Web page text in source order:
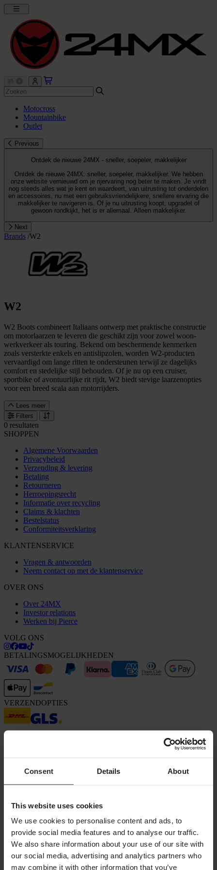
Consent Details About
This website uses cookies
We use cookies to personalise content and ads, to
provide social media features and to analyse our traffic.
We also share information about your use of our site with
our social media, advertising and analytics partners who
may combine it with other information that you’ve
Motocross
Mountainbike
Outlet
Previous
Ontdek de nieuwe 24MX - sneller, soepeler, makkelijker
Ontdek de nieuwe 24MX: sneller, soepeler, makkelijker. We hebben
onze website vernieuwd om je rijervaring nog beter te maken. Je vindt
nog steeds alles wat je kent en waardeert, van uitrusting tot onderdelen
en accessoires, nu met een gebruiksvriendelijkere, snellere ervaring die
makkelijker te navigeren is. Of je nu uitrusting koopt, upgradet of
gewoon rondkijkt, het is er allemaal. Alleen makkelijker.
Next
Brands /W2
W2
W2 Boots combineert Italiaans ontwerp met praktische constructie
om motorlaarzen te leveren die geschikt zijn voor zowel woon-
werkverkeer als touring. Bekend om beschermende kenmerken
zoals versterkte enkels en antislipzolen, worden W2-producten
vervaardigd om lange ritten te ondersteunen terwijl ze dagelijks
comfort en stedelijke stijl behouden. Of je nu op een cruiser,
sportbike of avontuurlijke rit rijdt, W2 biedt stevige laarzenopties
voor een breed scala aan motorrijders.
Lees meer
Filters
0 resultaten
SHOPPEN
Algemene Voorwaarden
Privacybeleid
Verzending & levering
Betaling
Retourneren
Herroepingsrecht
Informatie over recycling
Claims & klachten
Bestelstatus
Conformiteitsverklaring
KLANTENSERVICE
Vragen & antwoorden
Neem contact op met de klantenservice
OVER ONS
Over 24MX
Investor relations
Werken bij Pierce
VOLG ONS
BETALINGSMOGELIJKHEDEN
VERZENDOPTIES
Pierce Group AB | Fleminggatan 20A, 112 26 Stockholm, Zweden
Bedrijfsregistratienummer: 556763-1592
Gevolmachtigde vertegenwoordiger: Göran Dahlin
Btw-registratienummer: OSS VAT NO SE556763159201
Algemene Voorwaarden